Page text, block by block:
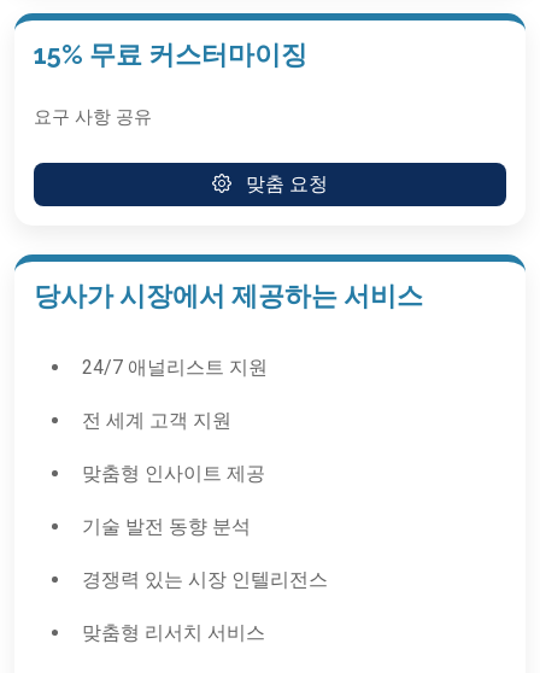
15% 무료 커스터마이징
요구 사항 공유
맞춤 요청
당사가 시장에서 제공하는 서비스
24/7 애널리스트 지원
전 세계 고객 지원
맞춤형 인사이트 제공
기술 발전 동향 분석
경쟁력 있는 시장 인텔리전스
맞춤형 리서치 서비스